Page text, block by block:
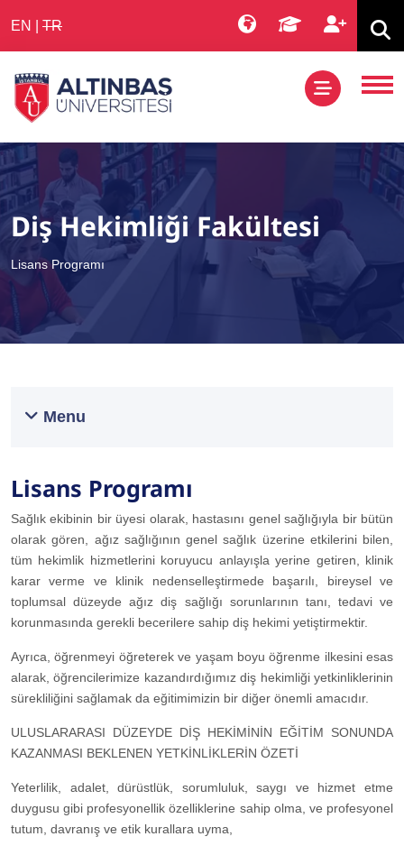
EN TR
Diş Hekimliği Fakültesi
Lisans Programı
Menu
Lisans Programı
Sağlık ekibinin bi​r üyesi olarak, hastasını genel sağlığıyla bir bütün
olarak gören, ağız sağlığının genel sağlık üzerine etkilerini bilen,
tüm hekimlik hizmetlerini koruyucu anlayışla yerine getiren, klinik
karar verme ve klinik nedenselleştirmede başarılı, bireysel ve
toplumsal düzeyde ağız diş sağlığı sorunlarının tanı, tedavi ve
korunmasında gerekli becerilere sahip diş hekimi yetiştirmektir.
Ayrıca, öğrenmeyi öğreterek ve yaşam boyu öğrenme ilkesini esas
alarak, öğrencilerimize kazandırdığımız diş hekimliği yetkinliklerinin
sürekliliğini sağlamak da eğitimimizin bir diğer önemli amacıdır.
ULUSLARARASI DÜZEYDE DİŞ HEKİMİNİN EĞİTİM SONUNDA
KAZANMASI BEKLENEN YETKİNLİKLERİN ÖZETİ
Yeterlilik, adalet, dürüstlük, sorumluluk, saygı ve hizmet etme
duygusu gibi profesyonellik özelliklerine sahip olma, ve profesyonel
tutum, davranış ve etik kurallara uyma,